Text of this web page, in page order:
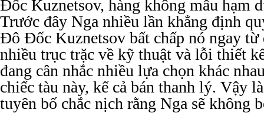
Đốc Kuznetsov, hàng không mẫu hạm
Trước đây Nga nhiều lần khẳng định
Đô Đốc Kuznetsov bất chấp nó ngay từ
nhiều trục trặc về kỹ thuật và lỗi thiết
đang cân nhắc nhiều lựa chọn khác
chiếc tàu này, kể cả bán thanh lý. Vậy
tuyên bố chắc nịch rằng Nga sẽ không